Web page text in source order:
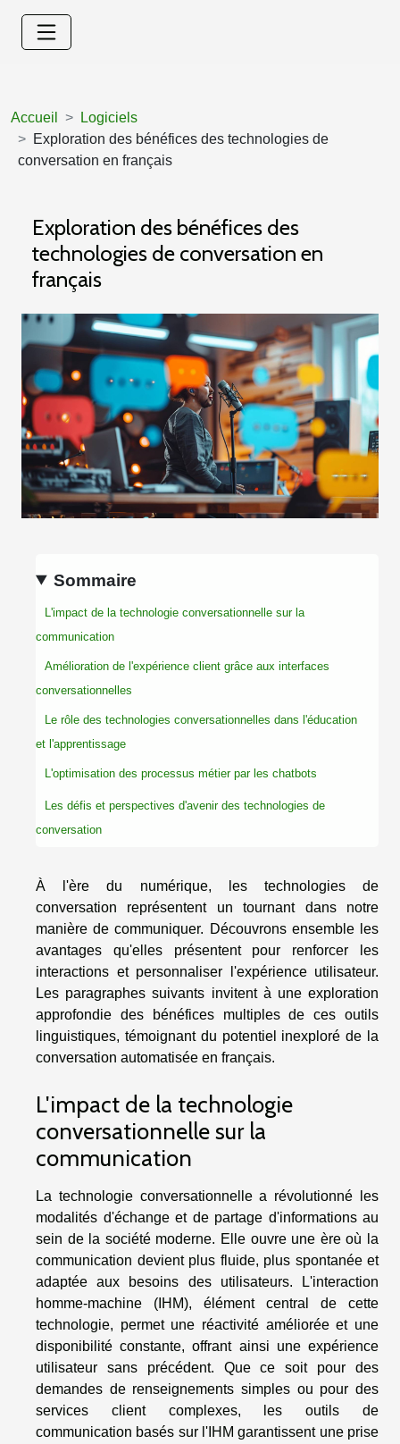
Accueil
Logiciels
Exploration des bénéfices des technologies de
conversation en français
Exploration des bénéfices des
technologies de conversation en
français
Sommaire
L'impact de la technologie conversationnelle sur la
communication
Amélioration de l'expérience client grâce aux interfaces
conversationnelles
Le rôle des technologies conversationnelles dans l'éducation
et l'apprentissage
L'optimisation des processus métier par les chatbots
Les défis et perspectives d'avenir des technologies de
conversation
À l'ère du numérique, les technologies de
conversation représentent un tournant dans notre
manière de communiquer. Découvrons ensemble les
avantages qu'elles présentent pour renforcer les
interactions et personnaliser l'expérience utilisateur.
Les paragraphes suivants invitent à une exploration
approfondie des bénéfices multiples de ces outils
linguistiques, témoignant du potentiel inexploré de la
conversation automatisée en français.
L'impact de la technologie
conversationnelle sur la
communication
La technologie conversationnelle a révolutionné les
modalités d'échange et de partage d'informations au
sein de la société moderne. Elle ouvre une ère où la
communication devient plus fluide, plus spontanée et
adaptée aux besoins des utilisateurs. L'interaction
homme-machine (IHM), élément central de cette
technologie, permet une réactivité améliorée et une
disponibilité constante, offrant ainsi une expérience
utilisateur sans précédent. Que ce soit pour des
demandes de renseignements simples ou pour des
services client complexes, les outils de
communication basés sur l'IHM garantissent une prise